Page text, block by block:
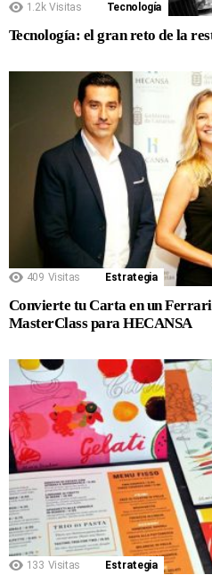
1.2k Visitas Tecnología
Tecnología: el gran reto de la
409 Visitas Estrategia
Convierte tu Carta en un
MasterClass para HECANSA
133 Visitas Estrategia